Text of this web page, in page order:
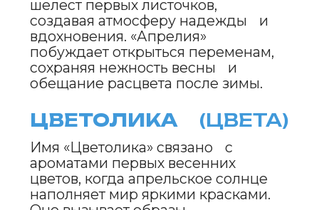
РАДОСТИНА (РАДА)
«Радостина» — имя, которое
воплощает светлую энергию
оживает. В нем слышатся
радостные звуки весеннего ветра и
оптимизмом, побуждая к смелым
поступкам и вере в светлое
будущее.
ВЕСНОСИЯ (ВЕСНА)